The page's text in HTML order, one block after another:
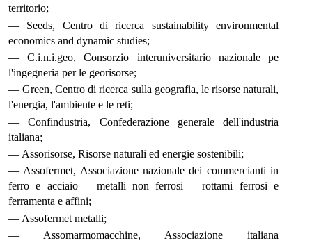
territorio;
— Seeds, Centro di ricerca sustainability environmental
economics and dynamic studies;
— C.i.n.i.geo, Consorzio interuniversitario nazionale pe
l'ingegneria per le georisorse;
— Green, Centro di ricerca sulla geografia, le risorse naturali,
l'energia, l'ambiente e le reti;
— Confindustria, Confederazione generale dell'industria
italiana;
— Assorisorse, Risorse naturali ed energie sostenibili;
— Assofermet, Associazione nazionale dei commercianti in
ferro e acciaio – metalli non ferrosi – rottami ferrosi e
ferramenta e affini;
— Assofermet metalli;
— Assomarmomacchine, Associazione italiana